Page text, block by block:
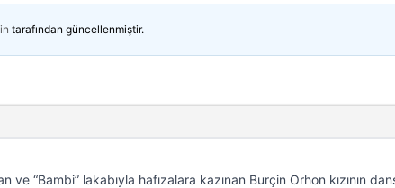
tarafından güncellenmiştir.
ve “Bambi” lakabıyla hafızalara kazınan Burçin Orhon kızının